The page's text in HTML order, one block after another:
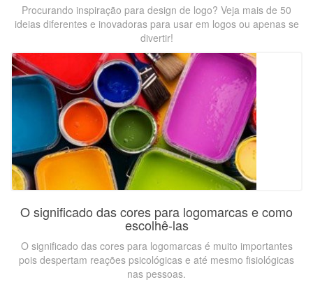
Procurando inspiração para design de logo? Veja mais de 50
ideias diferentes e inovadoras para usar em logos ou apenas se
divertir!
O significado das cores para logomarcas e como
escolhê-las
O significado das cores para logomarcas é muito importantes
pois despertam reações psicológicas e até mesmo fisiológicas
nas pessoas.